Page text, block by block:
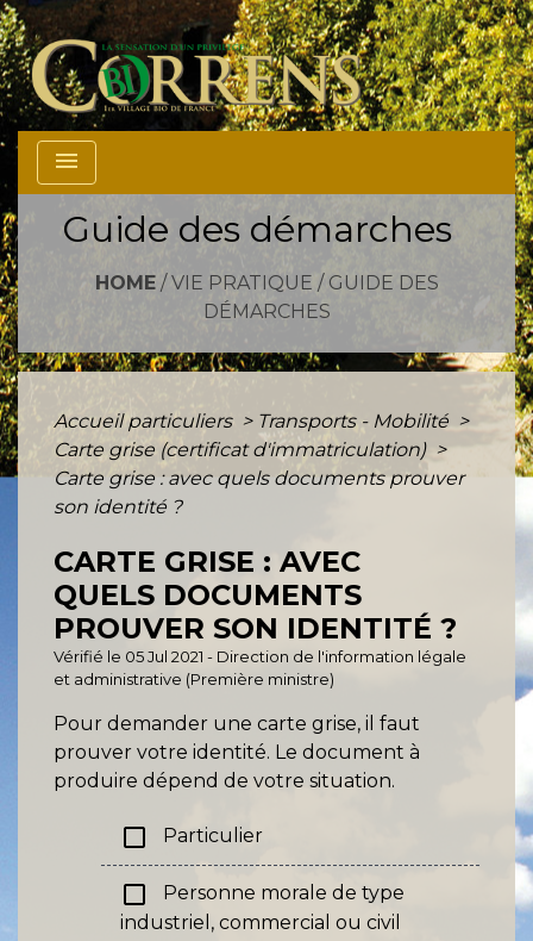
menu
Guide des démarches
HOME/ VIE PRATIQUE / GUIDE DES
DÉMARCHES
Accueil particuliers > Transports - Mobilité >
Carte grise (certificat d'immatriculation) >
Carte grise : avec quels documents prouver
son identité ?
CARTE GRISE : AVEC
QUELS DOCUMENTS
PROUVER SON IDENTITÉ ?
Vérifié le 05 Jul 2021 - Direction de l'information légale
et administrative (Première ministre)
Pour demander une carte grise, il faut
prouver votre identité. Le document à
produire dépend de votre situation.
check_box_outline_blank Particulier
check_box_outline_blank
Personne morale de type
industriel, commercial ou civil